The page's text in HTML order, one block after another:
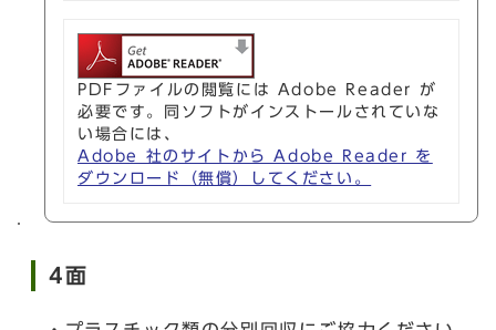
PDFファイルの閲覧には Adobe Reader が
必要です。同ソフトがインストールされていな
い場合には、
Adobe 社のサイトから Adobe Reader を
ダウンロード（無償）してください。
4面